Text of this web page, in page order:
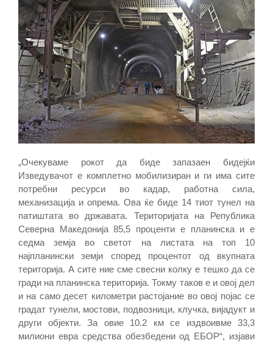
„Oчекуваме рокот да биде запазаен бидејќи
Изведувачот е комплетно мобилизиран и ги има сите
потребни ресурси во кадар, работна сила,
механизација и опрема. Ова ќе биде 14 тиот тунел на
патиштата во државата. Територијата на Република
Северна Македонија 85,5 проценти е планинска и е
седма земја во светот на листата на топ 10
најпланински земји според процентот од вкупната
територија. А сите ние сме свесни колку е тешко да се
гради на планинска територија. Токму таков е и овој дел
и на само десет километри растојание во овој појас се
градат тунели, мостови, подвозници, клучка, вијадукт и
други објекти. За овие 10.2 км се издвоивме 33,3
милиони евра средства обезбедени од ЕБОР“, изјави